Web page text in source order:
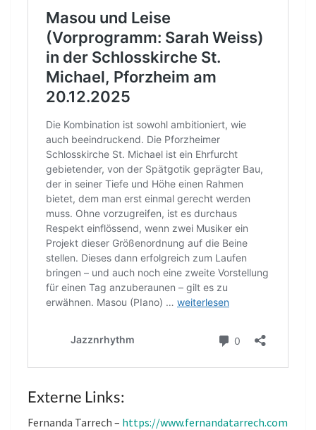
Externe Links:
Fernanda Tarrech – https://www.fernandatarrech.com